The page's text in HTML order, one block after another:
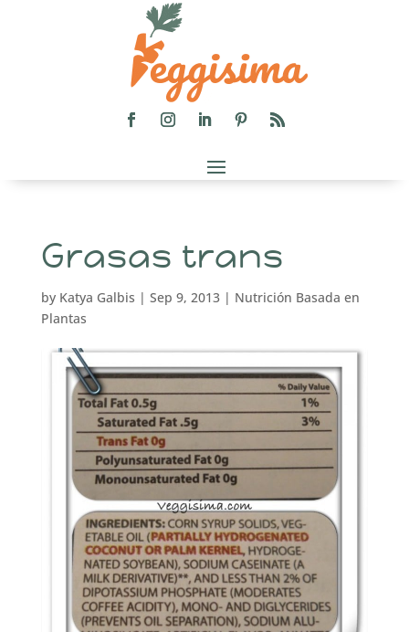
Grasas trans
by Katya Galbis | Sep 9, 2013| Nutrición Basada en
Plantas